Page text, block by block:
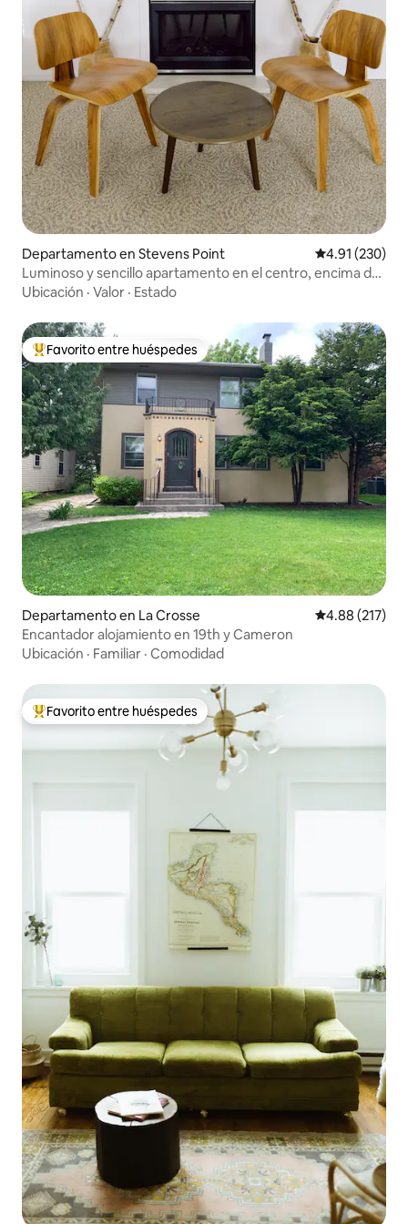
Departamento en Stevens Point Calificación
4.91 (230)
Luminoso y sencillo apartamento en el centro, encima de
una cafetería especializada.
Ubicación · Valor · Estado
De los mejores en Favorito entre huéspedes
Favorito entre huéspedes
Departamento en La Crosse Calificación
4.88 (217)
Encantador alojamiento en 19th y Cameron
Ubicación · Familiar · Comodidad
De los mejores en Favorito entre huéspedes
Favorito entre huéspedes